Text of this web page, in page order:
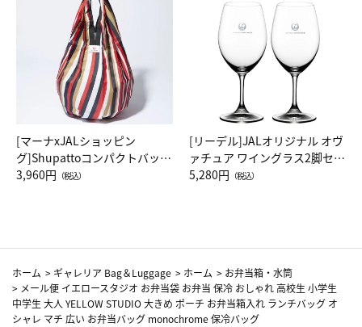
[マーナxJALショッピン
グ]Shupattoコンパクトバッグ
Drop JAL客室乗務員（LC）ス
3,960円 （税込）
[リーデル]JALオリジナル オヴ
ァチュア ワイングラス2脚セッ
ト（レッドワイン）
5,280円 （税込）
ホーム > ギャレリア Bag＆Luggage > ホーム > お弁当箱・水筒
> メール便 イエロースタジオ お弁当袋 お弁当 保冷 おしゃれ 高校生 小学生
中学生 大人 YELLOW STUDIO 大きめ ポーチ お弁当箱入れ ランチバッグ オ
シャレ マチ 広い お弁当バッグ monochrome 保冷バッグ